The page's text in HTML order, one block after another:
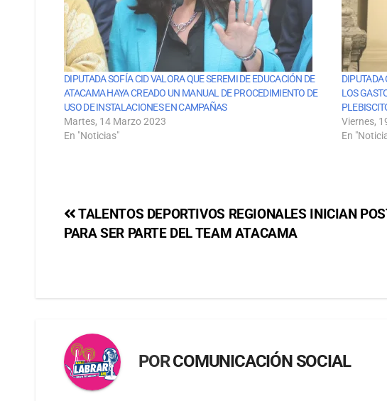
DIPUTADA SOFÍA CID VALORA QUE SEREMI DE EDUCACIÓN DE
ATACAMA HAYA CREADO UN MANUAL DE PROCEDIMIENTO DE
USO DE INSTALACIONES EN CAMPAÑAS
Martes, 14 Marzo 2023
En "Noticias"
LOS
Viernes,
En
TALENTOS DEPORTIVOS REGIONALES INICIAN
PARA SER PARTE DEL TEAM ATACAMA
PORCOMUNICACIÓN SOCIAL